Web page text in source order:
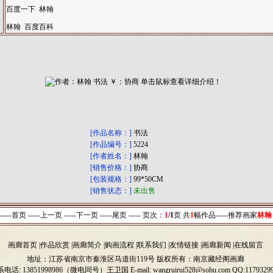
百度一下 林翰
林翰 百度百科
[作品名称：] 书法
[作品编号：] 5224
[作者姓名：] 林翰
[销售价格：] 协商
[包装规格：] 99*50CM
[销售状态：] 未出售
首页 -----上一页 -----下一页 -----尾页 -----页次： 1/1页 共1幅作品-----推荐画家林翰
画廊首页 作品欣赏 画廊简介 购画流程 联系我们 友情链接 画廊新闻 在线留言
地址：江苏省南京市秦淮区马道街119号 版权所有：南京藏经阁画廊
电话: 13851998986（微电同号） 王卫国 E-mail: wangruirui528@sohu.com